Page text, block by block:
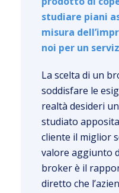
studiare piani
misura
noi per un
La scelta di un
soddisfare le
realtà desideri
studiato
cliente il miglior
valore aggiunto
broker è il
diretto che